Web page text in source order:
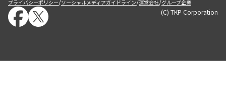
プライバシーポリシー/ソーシャルメディアガイドライン/運営会社/グループ企業
(C) TKP Corporation